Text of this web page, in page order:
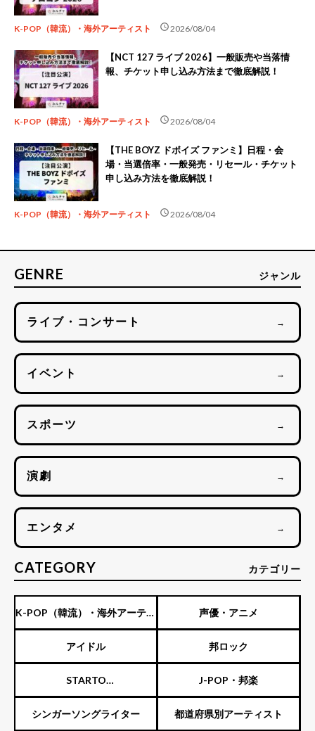
K-POP（韓流）・海外アーティスト schedule2026/08/04
【NCT 127 ライブ 2026】一般販売や当落情
報、チケット申し込み方法まで徹底解説！
K-POP（韓流）・海外アーティスト schedule2026/08/04
【THE BOYZ ドボイズ ファンミ】日程・会
場・当選倍率・一般発売・リセール・チケット
申し込み方法を徹底解説！
K-POP（韓流）・海外アーティスト schedule2026/08/04
GENRE ジャンル
ライブ・コンサート →
イベント →
スポーツ →
演劇 →
エンタメ →
CATEGORY カテゴリー
K-POP（韓流）・海外アーティ
スト
声優・アニメ
アイドル 邦ロック
STARTO
ENTERTAINMENT（旧ジャニ
J-POP・邦楽
シンガーソングライター 都道府県別アーティスト